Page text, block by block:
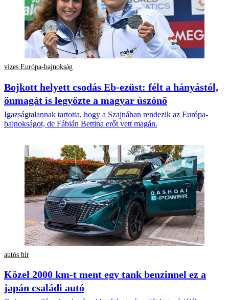
vizes Európa-bajnokság
Bojkott helyett csodás Eb-ezüst: félt a hányástól,
önmagát is legyőzte a magyar úszónő
Igazságtalannak tartotta, hogy a Szajnában rendezik az Európa-
bajnokságot, de Fábián Bettina erőt vett magán.
autós hír
Közel 2000 km-t ment egy tank benzinnel ez a
japán családi autó